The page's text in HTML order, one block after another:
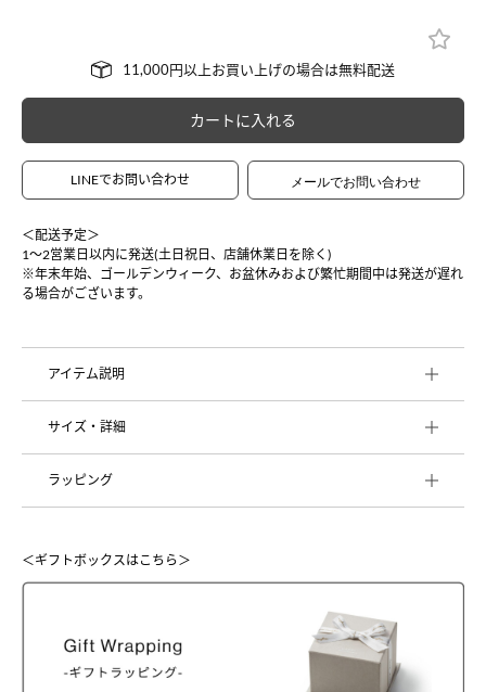
カートに入れる
LINEでお問い合わせ
＜配送予定＞
1〜2営業日以内に発送(土日祝日、店舗休業日を除く)
※年末年始、ゴールデンウィーク、お盆休みおよび繁忙期間中は発送が遅れ
る場合がございます。
アイテム説明
サイズ・詳細
ラッピング
＜ギフトボックスはこちら＞